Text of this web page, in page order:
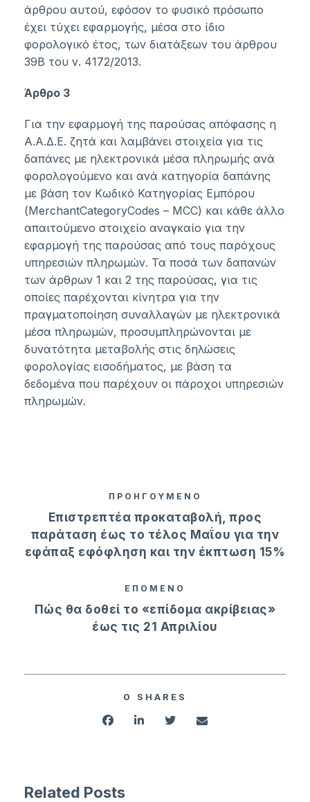
άρθρου αυτού, εφόσον το φυσικό πρόσωπο
έχει τύχει εφαρμογής, μέσα στο ίδιο
φορολογικό έτος, των διατάξεων του άρθρου
39Β του ν. 4172/2013.
Άρθρο 3
Για την εφαρμογή της παρούσας απόφασης η
Α.Α.Δ.Ε. ζητά και λαμβάνει στοιχεία για τις
δαπάνες με ηλεκτρονικά μέσα πληρωμής ανά
φορολογούμενο και ανά κατηγορία δαπάνης
με βάση τον Κωδικό Κατηγορίας Εμπόρου
(MerchantCategoryCodes – MCC) και κάθε άλλο
απαιτούμενο στοιχείο αναγκαίο για την
εφαρμογή της παρούσας από τους παρόχους
υπηρεσιών πληρωμών. Τα ποσά των δαπανών
των άρθρων 1 και 2 της παρούσας, για τις
οποίες παρέχονται κίνητρα για την
πραγματοποίηση συναλλαγών με ηλεκτρονικά
μέσα πληρωμών, προσυμπληρώνονται με
δυνατότητα μεταβολής στις δηλώσεις
φορολογίας εισοδήματος, με βάση τα
δεδομένα που παρέχουν οι πάροχοι υπηρεσιών
πληρωμών.
ΠΡΟΗΓΟΥΜΕΝΟ
Επιστρεπτέα προκαταβολή, προς
παράταση έως το τέλος Μαΐου για την
εφάπαξ εφόφληση και την έκπτωση 15%
ΕΠΟΜΕΝΟ
Πώς θα δοθεί το «επίδομα ακρίβειας»
έως τις 21 Απριλίου
0 SHARES
Related Posts